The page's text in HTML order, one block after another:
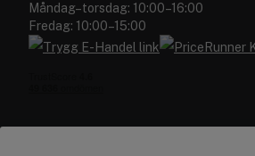
Måndag–torsdag: 10:00–16:00
Fredag: 10:00–15:00